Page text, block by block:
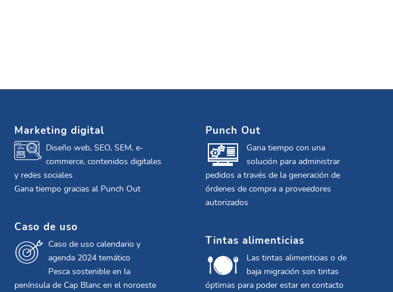
Marketing digital
Diseño web, SEO, SEM, e-
commerce, contenidos digitales
y redes sociales
Gana tiempo gracias al Punch Out
Caso de uso
Caso de uso calendario y
agenda 2024 temático
Pesca sostenible en la
península de Cap Blanc en el noroeste
Punch Out
Gana tiempo con una
solución para administrar
pedidos a través de la generación de
órdenes de compra a proveedores
autorizados
Tintas alimenticias
Las tintas alimenticias o de
baja migración son tintas
óptimas para poder estar en contacto